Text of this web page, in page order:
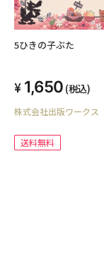
5ひきの子ぶた
1,650 (税込)
株式会社出版ワークス
送料無料